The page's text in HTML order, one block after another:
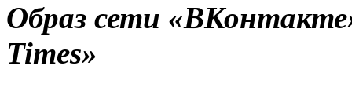
Образ сети
Times»